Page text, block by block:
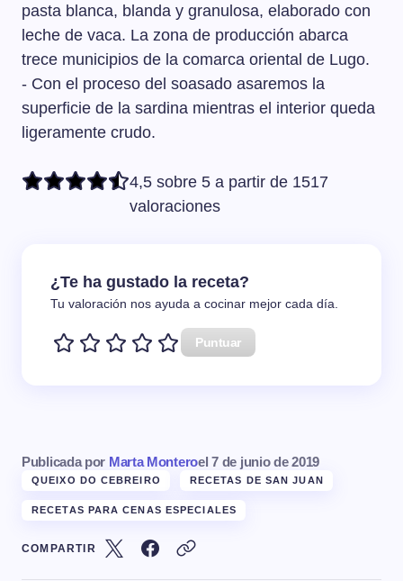
pasta blanca, blanda y granulosa, elaborado con
leche de vaca. La zona de producción abarca
trece municipios de la comarca oriental de Lugo.
- Con el proceso del soasado asaremos la
superficie de la sardina mientras el interior queda
ligeramente crudo.
4,5 sobre 5 a partir de 1517
valoraciones
¿Te ha gustado la receta?
Tu valoración nos ayuda a cocinar mejor cada día.
Puntuar
Publicada por Marta Monteroel 7 de junio de 2019
QUEIXO DO CEBREIRO RECETAS DE SAN JUAN
RECETAS PARA CENAS ESPECIALES
COMPARTIR